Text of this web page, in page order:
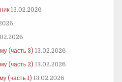
13.02.2026
(часть 3) 13.02.2026
(часть 2) 13.02.2026
(часть 1) 13.02.2026